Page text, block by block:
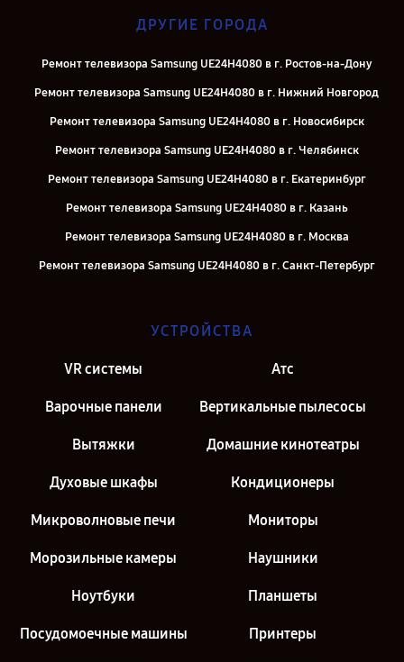
ДРУГИЕ ГОРОДА
Ремонт телевизора Samsung UE24H4080 в г. Ростов-на-Дону
Ремонт телевизора Samsung UE24H4080 в г. Нижний Новгород
Ремонт телевизора Samsung UE24H4080 в г. Новосибирск
Ремонт телевизора Samsung UE24H4080 в г. Челябинск
Ремонт телевизора Samsung UE24H4080 в г. Екатеринбург
Ремонт телевизора Samsung UE24H4080 в г. Казань
Ремонт телевизора Samsung UE24H4080 в г. Москва
Ремонт телевизора Samsung UE24H4080 в г. Санкт-Петербург
УСТРОЙСТВА
VR системы Атс
Варочные панели Вертикальные пылесосы
Вытяжки Домашние кинотеатры
Духовые шкафы Кондиционеры
Микроволновые печи Мониторы
Морозильные камеры Наушники
Ноутбуки Планшеты
Посудомоечные машины Принтеры